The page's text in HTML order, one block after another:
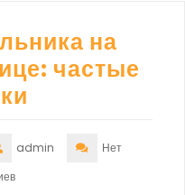
на
частые
admin
Нет